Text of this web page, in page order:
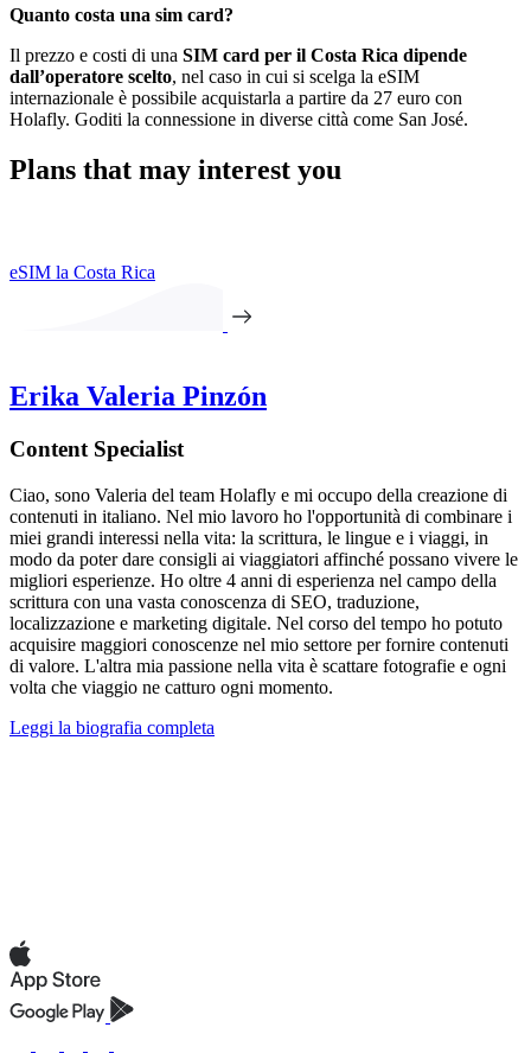
Quanto costa una sim card?
Il prezzo e costi di una SIM card per il Costa Rica dipende
dall’operatore scelto, nel caso in cui si scelga la eSIM
internazionale è possibile acquistarla a partire da 27 euro con
Holafly. Goditi la connessione in diverse città come San José.
Plans that may interest you
eSIM la Costa Rica
Erika Valeria Pinzón
Content Specialist
Ciao, sono Valeria del team Holafly e mi occupo della creazione di
contenuti in italiano. Nel mio lavoro ho l'opportunità di combinare i
miei grandi interessi nella vita: la scrittura, le lingue e i viaggi, in
modo da poter dare consigli ai viaggiatori affinché possano vivere le
migliori esperienze. Ho oltre 4 anni di esperienza nel campo della
scrittura con una vasta conoscenza di SEO, traduzione,
localizzazione e marketing digitale. Nel corso del tempo ho potuto
acquisire maggiori conoscenze nel mio settore per fornire contenuti
di valore. L'altra mia passione nella vita è scattare fotografie e ogni
volta che viaggio ne catturo ogni momento.
Leggi la biografia completa